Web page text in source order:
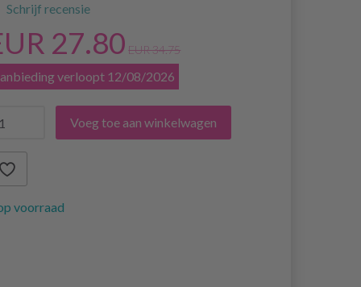
Schrijf recensie
27.80 EUR 34.75
verloopt 12/08/2026
Voeg toe aan winkelwagen
voorraad